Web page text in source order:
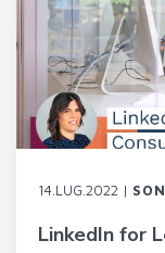
14.LUG.2022 |
LinkedIn for